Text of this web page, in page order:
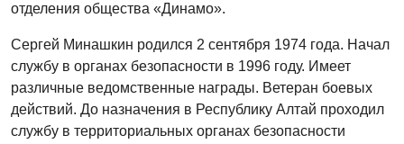
отделения общества «Динамо».
Сергей Минашкин родился 2 сентября 1974 года. Начал
службу в органах безопасности в 1996 году. Имеет
различные ведомственные награды. Ветеран боевых
действий. До назначения в Республику Алтай проходил
службу в территориальных органах безопасности